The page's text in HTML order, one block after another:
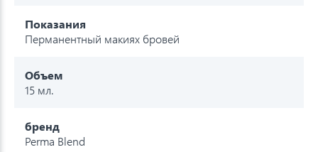
Показания
Перманентный макиях бровей
Объем
15 мл.
бренд
Perma Blend